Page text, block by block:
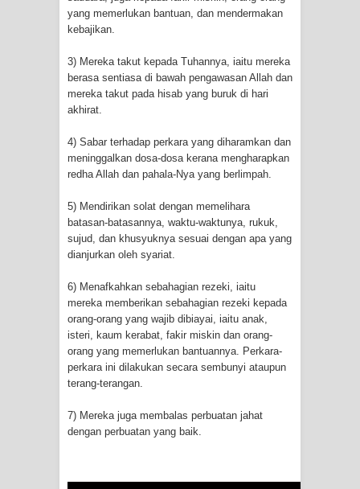
TASAWWUF*
Syahadat… tapi belum benar-benar
KISAH WALI SUFI, YANG BACAAN
SURAT AL-FATIHAHNYA TIDAK
FASIH. TAPI SINGA PUN TUNDUK
SHAYKH TAREKAT ATAU TUKANG
SIHIR? JANGAN MUDAH
TERPESONA, JANGAN JUGA
DI TANGAN MURSYID, CINTA
yang memerlukan bantuan, dan mendermakan
kebajikan.
3) Mereka takut kepada Tuhannya, iaitu mereka
berasa sentiasa di bawah pengawasan Allah dan
mereka takut pada hisab yang buruk di hari
akhirat.
4) Sabar terhadap perkara yang diharamkan dan
meninggalkan dosa-dosa kerana mengharapkan
redha Allah dan pahala-Nya yang berlimpah.
5) Mendirikan solat dengan memelihara
batasan-batasannya, waktu-waktunya, rukuk,
sujud, dan khusyuknya sesuai dengan apa yang
dianjurkan oleh syariat.
6) Menafkahkan sebahagian rezeki, iaitu
mereka memberikan sebahagian rezeki kepada
orang-orang yang wajib dibiayai, iaitu anak,
isteri, kaum kerabat, fakir miskin dan orang-
orang yang memerlukan bantuannya. Perkara-
perkara ini dilakukan secara sembunyi ataupun
terang-terangan.
7) Mereka juga membalas perbuatan jahat
dengan perbuatan yang baik.